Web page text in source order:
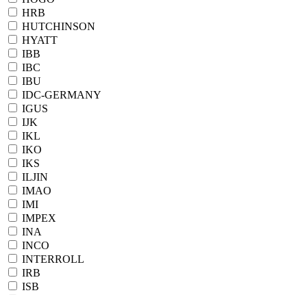
HRB
HUTCHINSON
HYATT
IBB
IBC
IBU
IDC-GERMANY
IGUS
IJK
IKL
IKO
IKS
ILJIN
IMAO
IMI
IMPEX
INA
INCO
INTERROLL
IRB
ISB